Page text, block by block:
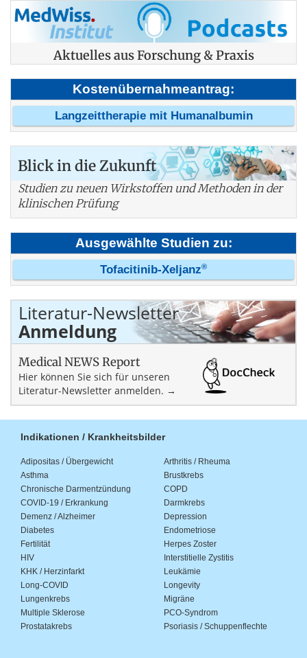
Aktuelles aus Forschung & Praxis
Kostenübernahmeantrag:
Langzeittherapie mit Humanalbumin
Blick in die Zukunft
Studien zu neuen Wirkstoffen und Methoden in der
klinischen Prüfung
Ausgewählte Studien zu:
Tofacitinib-Xeljanz®
Literatur-Newsletter
Anmeldung
Medical NEWS Report
Hier können Sie sich für unseren
Literatur-Newsletter anmelden. →
Indikationen / Krankheitsbilder
Adipositas / Übergewicht
Arthritis / Rheuma
Asthma
Brustkrebs
Chronische Darmentzündung
COPD
COVID-19 / Erkrankung
Darmkrebs
Demenz / Alzheimer
Depression
Diabetes
Endometriose
Fertilität
Herpes Zoster
HIV
Interstitielle Zystitis
KHK / Herzinfarkt
Leukämie
Long-COVID
Longevity
Lungenkrebs
Migräne
Multiple Sklerose
PCO-Syndrom
Prostatakrebs
Psoriasis / Schuppenflechte